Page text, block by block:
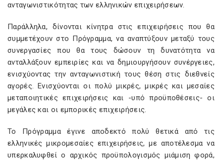
ανταγωνιστικότητας των ελληνικών επιχειρήσεων.
Παράλληλα, δίνονται κίνητρα στις επιχειρήσεις που θα
συμμετέχουν στο Πρόγραμμα, να αναπτύξουν μεταξύ τους
συνεργασίες που θα τους δώσουν τη δυνατότητα να
ανταλλάξουν εμπειρίες και να δημιουργήσουν συνέργειες,
ενισχύοντας την ανταγωνιστική τους θέση στις διεθνείς
αγορές. Ενισχύονται οι πολύ μικρές, μικρές και μεσαίες
μεταποιητικές επιχειρήσεις και -υπό προϋποθέσεις- οι
μεγάλες και οι εμπορικές επιχειρήσεις.
Το Πρόγραμμα έγινε αποδεκτό πολύ θετικά από τις
ελληνικές μικρομεσαίες επιχειρήσεις, με αποτέλεσμα να
υπερκαλυφθεί ο αρχικός προϋπολογισμός μιάμιση φορά,